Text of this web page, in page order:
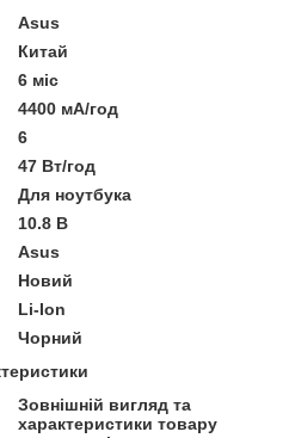
Asus
Китай
6 міс
4400 мА/год
6
47 Вт/год
Для ноутбука
10.8 В
Asus
Новий
Li-Ion
Чорний
Зовнішній вигляд та
характеристики товару